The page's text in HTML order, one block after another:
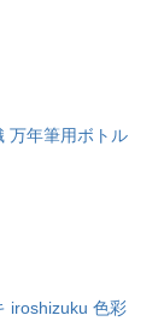
万年筆用ボトル
iroshizuku 色彩